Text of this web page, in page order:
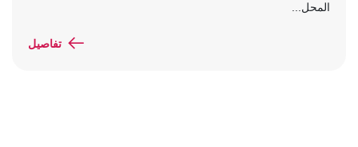
المحل...
تفاصيل